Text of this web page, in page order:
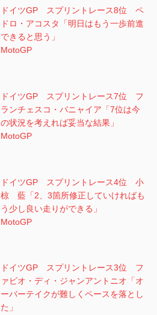
ドイツGP スプリントレース8位 ペ
ドロ・アコスタ「明日はもう一歩前進
できると思う」
MotoGP
ドイツGP スプリントレース7位 フ
ランチェスコ・バニャイア「7位は今
の状況を考えれば妥当な結果」
MotoGP
ドイツGP スプリントレース4位 小
椋 藍「2、3箇所修正していければも
う少し良い走りができる」
MotoGP
ドイツGP スプリントレース3位 フ
ァビオ・ディ・ジャンアントニオ「オ
ーバーテイクが難しくペースを落とし
た」